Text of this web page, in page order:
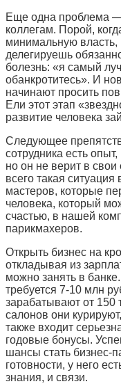
Еще одна проблема
коллегам. Порой,
минимальную
делегируешь
болезнь: «я самый
обанкротитесь». И
начинают просить
Ели этот этап
развитие человека
Следующее
сотрудника есть
но он не верит в
всего такая
мастеров, которые
человека, который
счастью, в нашей
парикмахеров.
Открыть бизнес на
откладывая из
можно занять в
требуется 7-10 млн
зарабатывают от
салонов они
также входит
годовые бонусы.
шансы стать бизнес-
готовности, у него
знания, и связи.